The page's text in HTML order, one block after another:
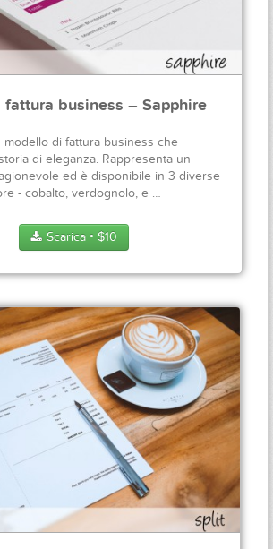
business – Sapphire
modello di fattura business che
di eleganza. Rappresenta un
ed è disponibile in 3 diverse
- cobalto, verdognolo, e …
Scarica ● $10